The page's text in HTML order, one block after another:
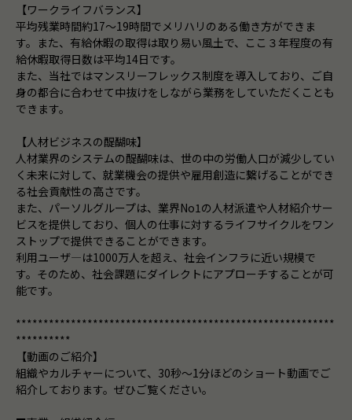
【ワークライフバランス】
平均残業時間約17～19時間でメリハリのある働き方ができま
す。また、有給休暇の取得は取り易い風土で、ここ３年程度の有
給休暇取得日数は平均14日です。
また、当社ではマンスリーフレックス制度を導入しており、ご自
身の都合に合わせて中抜けをしながら業務をしていただくことも
できます。
【人材ビジネスの醍醐味】
人材業界のシステムの醍醐味は、世の中の労働人口が減少してい
く未来に対して、就業機会の提供や雇用創造に繋げることができ
る社会貢献性の高さです。
また、パーソルグループは、業界No1の人材派遣や人材紹介サー
ビスを提供しており、個人の仕事に対するライフサイクルをワン
ストップで提供できることができます。
利用ユーザ―は1000万人を超え、社会インフラに近い規模で
す。そのため、社会課題にダイレクトにアプローチすることが可
能です。
**********************************************************
**********
【動画のご紹介】
組織やカルチャーについて、30秒～1分ほどのショート動画でご
紹介しております。ぜひご覧ください。